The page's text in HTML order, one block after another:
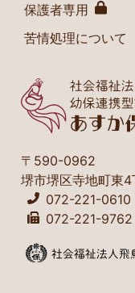
保護者専用
苦情処理について
〒590-0962
堺市堺区寺地町東
072-221-0610
072-221-9762